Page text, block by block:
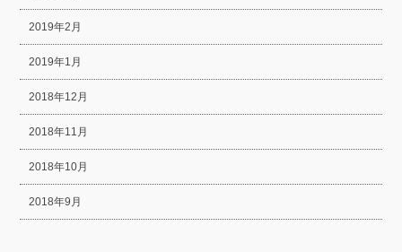
2019年2月
2019年1月
2018年12月
2018年11月
2018年10月
2018年9月